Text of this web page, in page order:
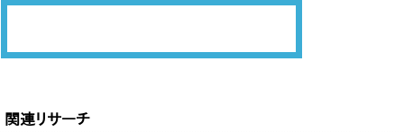
関連リサーチ